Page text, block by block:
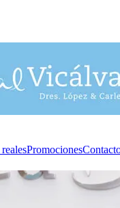
Promociones